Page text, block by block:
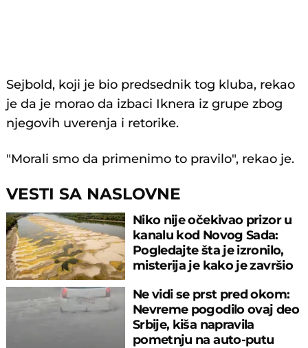
Sejbold, koji je bio predsednik tog kluba, rekao
je da je morao da izbaci Iknera iz grupe zbog
njegovih uverenja i retorike.
"Morali smo da primenimo to pravilo", rekao je.
VESTI SA NASLOVNE
Niko nije očekivao prizor u
kanalu kod Novog Sada:
Pogledajte šta je izronilo,
misterija je kako je završio
Ne vidi se prst pred okom:
Nevreme pogodilo ovaj deo
Srbije, kiša napravila
pometnju na auto-putu